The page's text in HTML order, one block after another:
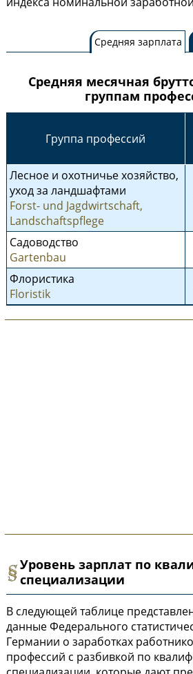
Средняя зарплата
Средняя месячная
группам
Группа профессий
Лесное и охотничье хозяйство,
уход за ландшафтами
Forst- und Jagdwirtschaft,
Landschaftspflege
Садоводство
Gartenbau
Флористика
Floristik
Уровень зарплат по
специализации
В следующей таблице
данные Федерального
Германии о заработках
профессий с разбивкой по